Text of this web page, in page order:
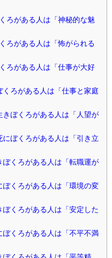
ろがある人は「神秘的な魅
ろがある人は「怖がられる
ろがある人は「仕事が大好
ろがある人は「仕事と家庭
きぼくろがある人は「人望が
ぼくろがある人は「引き立
くろがある人は「転職運が
くろがある人は「環境の変
くろがある人は「安定した
くろがある人は「不平不満